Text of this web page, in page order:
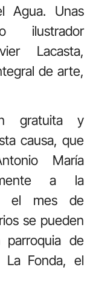
Agua. Unas
ilustrador
Lacasta,
de arte,
gratuita y
causa, que
María
a la
el mes de
se pueden
de
La Fonda, el